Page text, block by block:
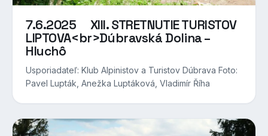
7.6.2025 XIII. STRETNUTIE TURISTOV
LIPTOVA<br>Dúbravská Dolina –
Hluchô
Usporiadateľ: Klub Alpinistov a Turistov Dúbrava Foto:
Pavel Lupták, Anežka Luptáková, Vladimír Říha